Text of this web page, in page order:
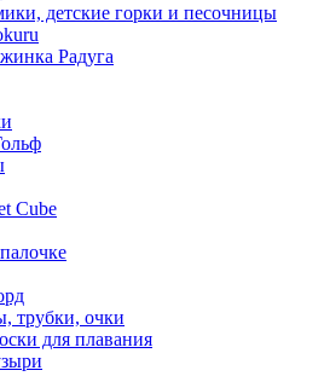
детские горки и песочницы
Радуга
Cube
трубки, очки
для плавания